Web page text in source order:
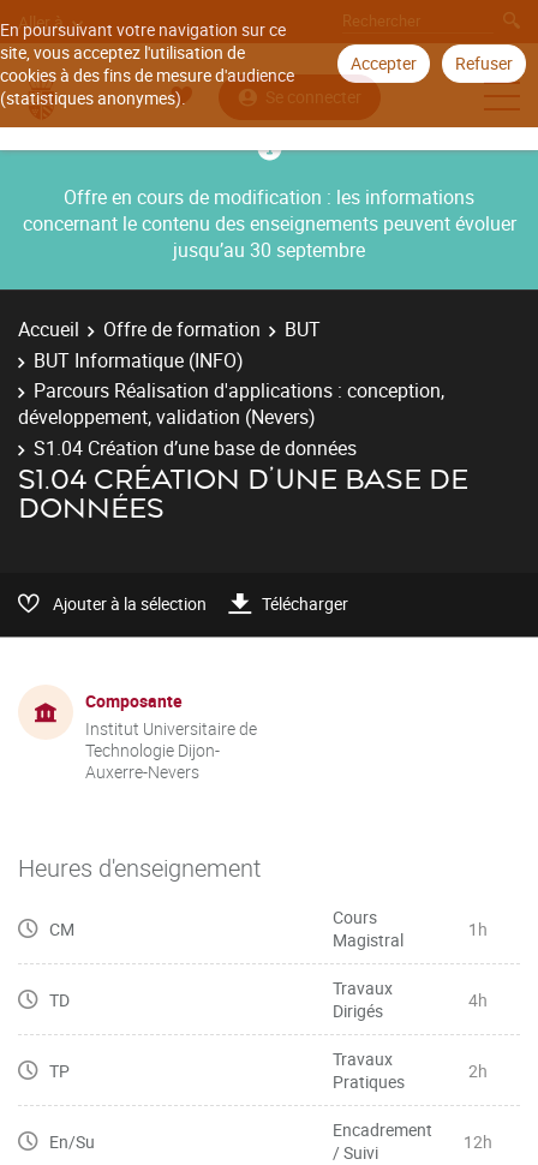
En poursuivant votre navigation sur ce
site, vous acceptez l'utilisation de
cookies à des fins de mesure d'audience
(statistiques anonymes).
Accepter Refuser
Aller à
Se connecter
Offre en cours de modification : les informations
concernant le contenu des enseignements peuvent évoluer
jusqu’au 30 septembre
Accueil Offre de formation
BUT
BUT Informatique (INFO)
Parcours Réalisation d'applications : conception,
développement, validation (Nevers)
S1.04 Création d’une base de données
S1.04 CRÉATION D’UNE BASE DE
DONNÉES
Ajouter à la sélection Télécharger
Composante
Institut Universitaire de
Technologie Dijon-
Auxerre-Nevers
Heures d'enseignement
CM
Cours
Magistral
1h
TD
Travaux
Dirigés
4h
TP
Travaux
Pratiques
2h
En/Su
Encadrement
/ Suivi
12h